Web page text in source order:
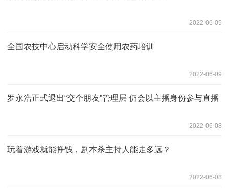
2022-06-09
全国农技中心启动科学安全使用农药培训
2022-06-09
罗永浩正式退出“交个朋友”管理层 仍会以主播身份参与直播
2022-06-08
玩着游戏就能挣钱，剧本杀主持人能走多远？
2022-06-08